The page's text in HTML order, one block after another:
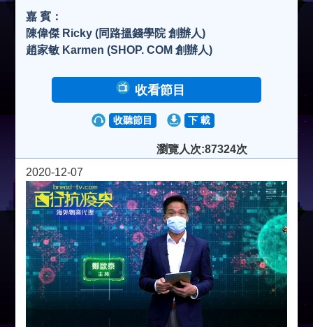
嘉 賓：
陳偉傑 Ricky (同路搵錢學院 創辦人)
趙家敏 Karmen (SHOP. COM 創辦人)
收看節目
收聽節目 下 載
瀏覽人次:87324次
2020-12-07